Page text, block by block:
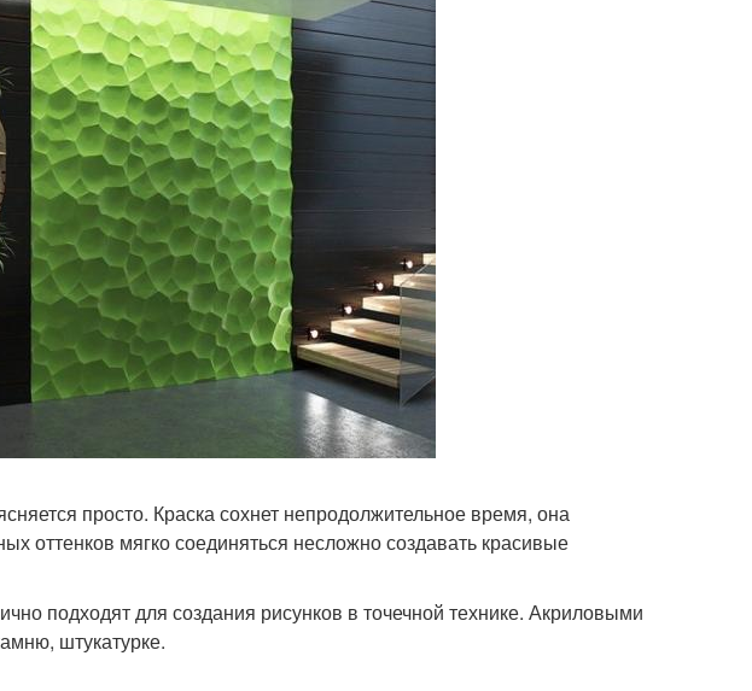
просто. Краска сохнет непродолжительное время, она
оттенков мягко соединяться несложно создавать красивые
подходят для создания рисунков в точечной технике. Акриловыми
штукатурке.